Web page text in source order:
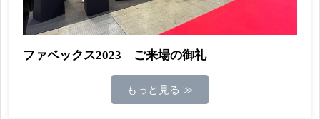
ファベックス2023 ご来場の御礼
もっと見る ≫